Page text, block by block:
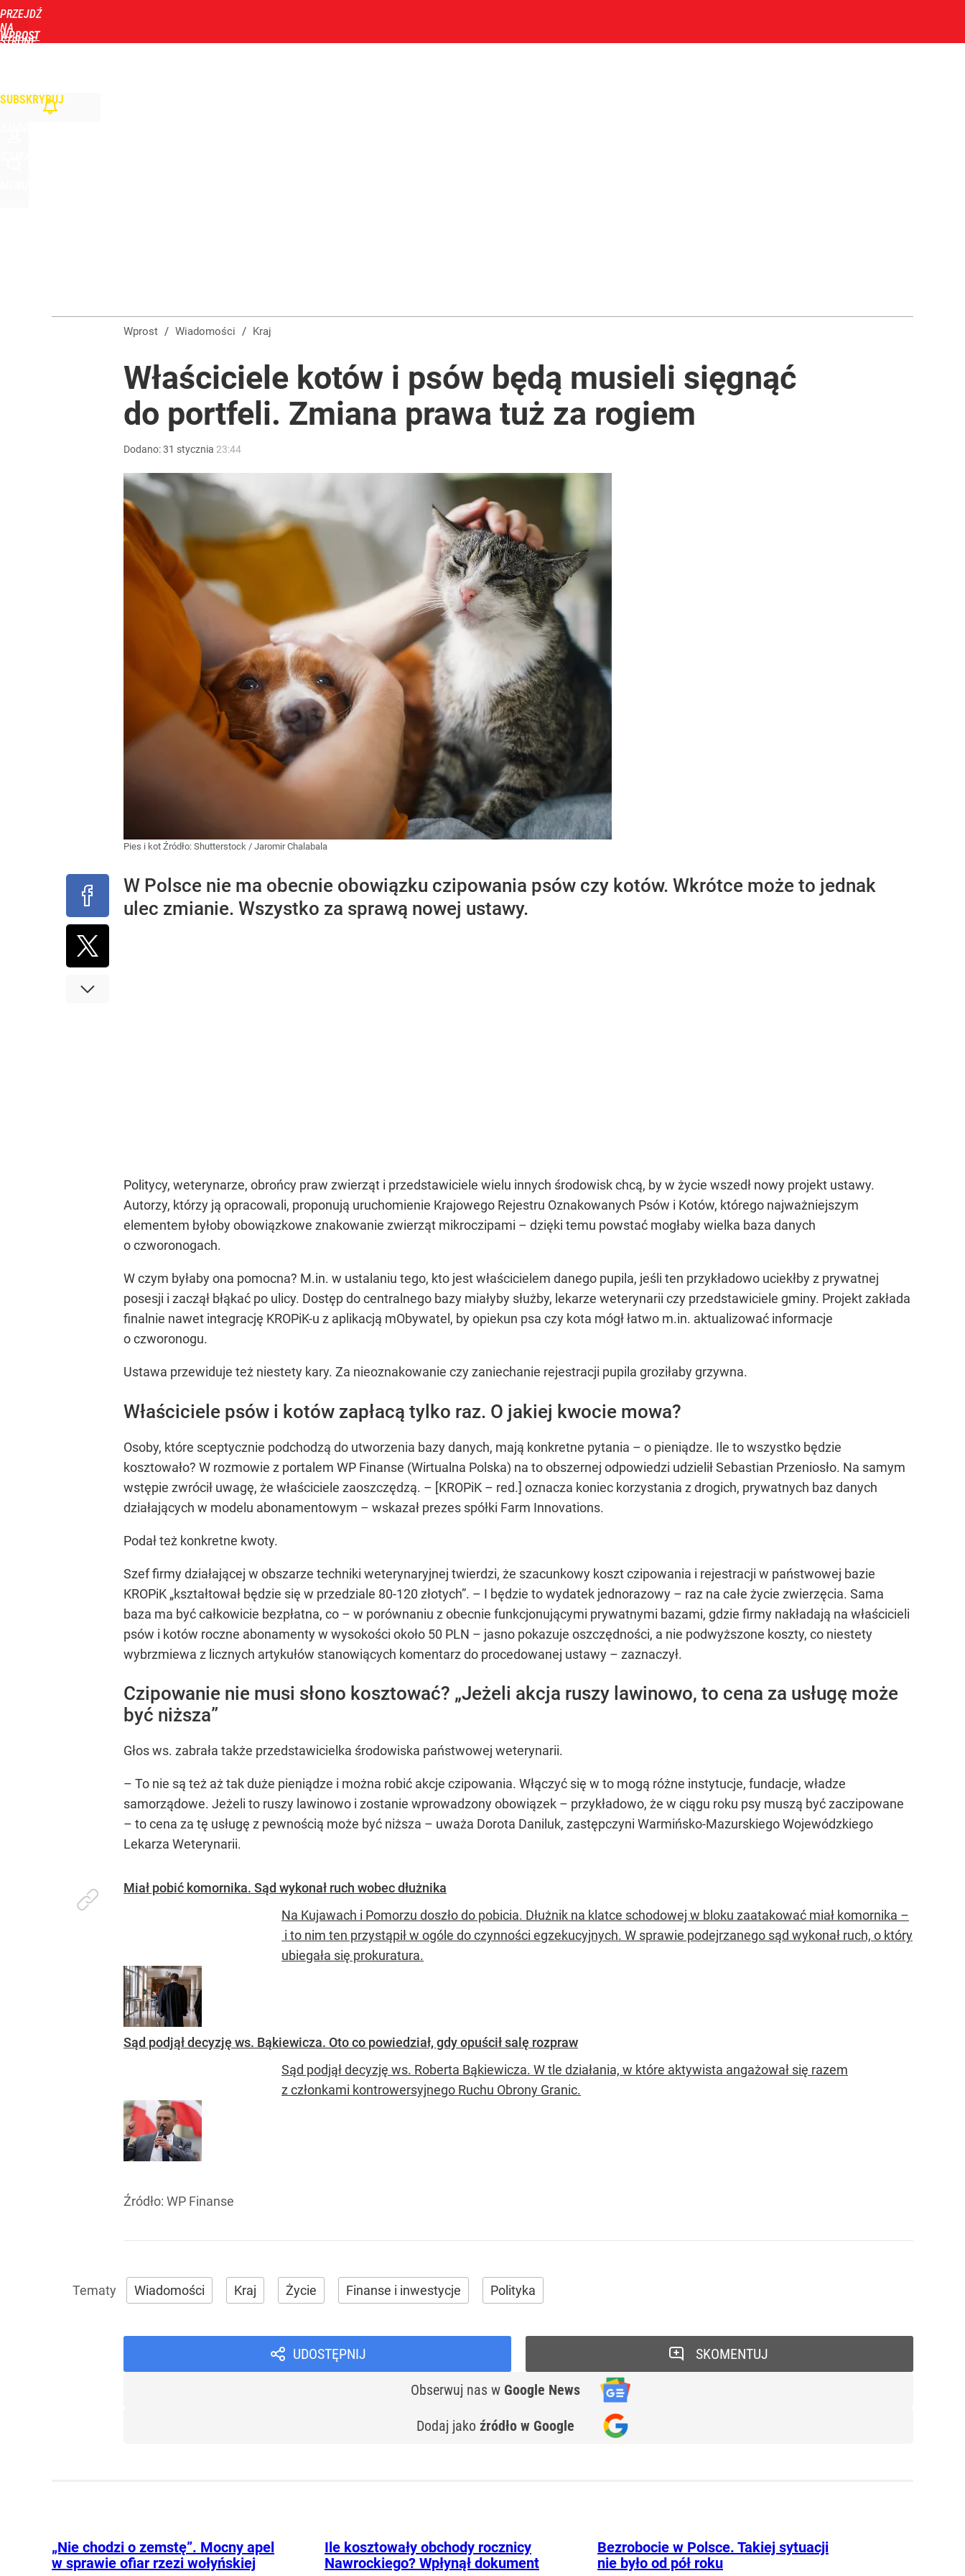
PRZEJDŹ
NA
STRONĘ
WPROST
SUBSKRYBUJ
Wprost / Wiadomości / Kraj
Właściciele kotów i psów będą musieli sięgnąć
do portfeli. Zmiana prawa tuż za rogiem
Dodano:31 stycznia 23:44
Pies i kot Źródło: Shutterstock / Jaromir Chalabala
W Polsce nie ma obecnie obowiązku czipowania psów czy kotów. Wkrótce może to jednak
ulec zmianie. Wszystko za sprawą nowej ustawy.
Politycy, weterynarze, obrońcy praw zwierząt i przedstawiciele wielu innych środowisk chcą, by w życie wszedł nowy projekt ustawy.
Autorzy, którzy ją opracowali, proponują uruchomienie Krajowego Rejestru Oznakowanych Psów i Kotów, którego najważniejszym
elementem byłoby obowiązkowe znakowanie zwierząt mikroczipami – dzięki temu powstać mogłaby wielka baza danych
o czworonogach.
W czym byłaby ona pomocna? M.in. w ustalaniu tego, kto jest właścicielem danego pupila, jeśli ten przykładowo uciekłby z prywatnej
posesji i zaczął błąkać po ulicy. Dostęp do centralnego bazy miałyby służby, lekarze weterynarii czy przedstawiciele gminy. Projekt zakłada
finalnie nawet integrację KROPiK-u z aplikacją mObywatel, by opiekun psa czy kota mógł łatwo m.in. aktualizować informacje
o czworonogu.
Ustawa przewiduje też niestety kary. Za nieoznakowanie czy zaniechanie rejestracji pupila groziłaby grzywna.
Właściciele psów i kotów zapłacą tylko raz. O jakiej kwocie mowa?
Osoby, które sceptycznie podchodzą do utworzenia bazy danych, mają konkretne pytania – o pieniądze. Ile to wszystko będzie
kosztowało? W rozmowie z portalem WP Finanse (Wirtualna Polska) na to obszernej odpowiedzi udzielił Sebastian Przeniosło. Na samym
wstępie zwrócił uwagę, że właściciele zaoszczędzą. – [KROPiK – red.] oznacza koniec korzystania z drogich, prywatnych baz danych
działających w modelu abonamentowym – wskazał prezes spółki Farm Innovations.
Podał też konkretne kwoty.
Szef firmy działającej w obszarze techniki weterynaryjnej twierdzi, że szacunkowy koszt czipowania i rejestracji w państwowej bazie
KROPiK „kształtował będzie się w przedziale 80-120 złotych”. – I będzie to wydatek jednorazowy – raz na całe życie zwierzęcia. Sama
baza ma być całkowicie bezpłatna, co – w porównaniu z obecnie funkcjonującymi prywatnymi bazami, gdzie firmy nakładają na właścicieli
psów i kotów roczne abonamenty w wysokości około 50 PLN – jasno pokazuje oszczędności, a nie podwyższone koszty, co niestety
wybrzmiewa z licznych artykułów stanowiących komentarz do procedowanej ustawy – zaznaczył.
Czipowanie nie musi słono kosztować? „Jeżeli akcja ruszy lawinowo, to cena za usługę może
być niższa”
Głos ws. zabrała także przedstawicielka środowiska państwowej weterynarii.
– To nie są też aż tak duże pieniądze i można robić akcje czipowania. Włączyć się w to mogą różne instytucje, fundacje, władze
samorządowe. Jeżeli to ruszy lawinowo i zostanie wprowadzony obowiązek – przykładowo, że w ciągu roku psy muszą być zaczipowane
– to cena za tę usługę z pewnością może być niższa – uważa Dorota Daniluk, zastępczyni Warmińsko-Mazurskiego Wojewódzkiego
Lekarza Weterynarii.
Miał pobić komornika. Sąd wykonał ruch wobec dłużnika
Na Kujawach i Pomorzu doszło do pobicia. Dłużnik na klatce schodowej w bloku zaatakować miał komornika –
i to nim ten przystąpił w ogóle do czynności egzekucyjnych. W sprawie podejrzanego sąd wykonał ruch, o który
ubiegała się prokuratura.
Sąd podjął decyzję ws. Bąkiewicza. Oto co powiedział, gdy opuścił salę rozpraw
Sąd podjął decyzję ws. Roberta Bąkiewicza. W tle działania, w które aktywista angażował się razem
z członkami kontrowersyjnego Ruchu Obrony Granic.
Źródło: WP Finanse
Wiadomości Kraj Życie Finanse i inwestycje Polityka
UDOSTĘPNIJ
Obserwuj nas w Google News
Dodaj jako źródło w Google
SKOMENTUJ
„Nie chodzi o zemstę”. Mocny apel
w sprawie ofiar rzezi wołyńskiej
Ile kosztowały obchody rocznicy
Nawrockiego? Wpłynął dokument
Bezrobocie w Polsce. Takiej sytuacji
nie było od pół roku